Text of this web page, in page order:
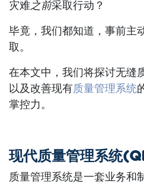
灾难之前采取行动？
毕竟，我们都知道，事前主
取。
在本文中，我们将探讨无缝
以及改善现有 质量管理系统
掌控力。
现代质量管理系统
质量管理系统是一套业务和